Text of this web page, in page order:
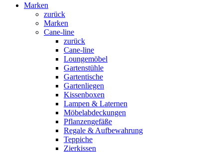
Marken
zurück
Marken
Cane-line
zurück
Cane-line
Loungemöbel
Gartenstühle
Gartentische
Gartenliegen
Kissenboxen
Lampen & Laternen
Möbelabdeckungen
Pflanzengefäße
Regale & Aufbewahrung
Teppiche
Zierkissen